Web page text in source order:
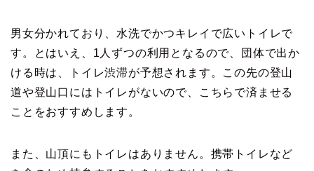
男女分かれており、水洗でかつキレイで広いトイレで
す。とはいえ、1人ずつの利用となるので、団体で出か
ける時は、トイレ渋滞が予想されます。この先の登山
道や登山口にはトイレがないので、こちらで済ませる
ことをおすすめします。
また、山頂にもトイレはありません。携帯トイレなど